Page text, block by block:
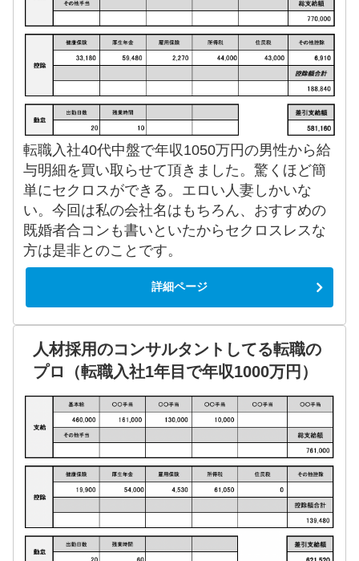
転職入社40代中盤で年収1050万円の男性から給
与明細を買い取らせて頂きました。驚くほど簡
単にセクロスができる。エロい人妻しかいな
い。今回は私の会社名はもちろん、おすすめの
既婚者合コンも書いといたからセクロスレスな
方は是非とのことです。
詳細ページ
人材採用のコンサルタントしてる転職の
プロ（転職入社1年目で年収1000万円）